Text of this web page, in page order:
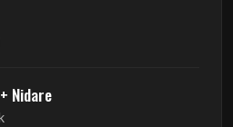
Nidare